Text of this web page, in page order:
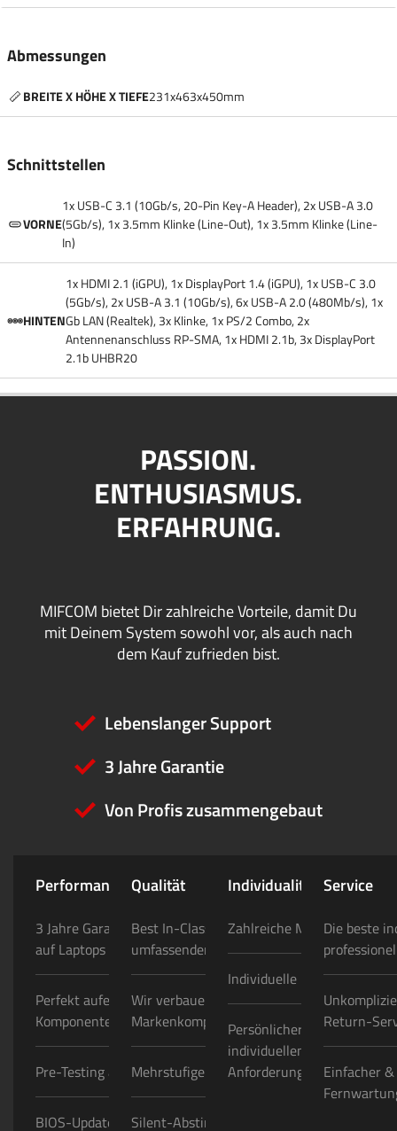
Abmessungen
BREITE X HÖHE X TIEFE231x463x450mm
Schnittstellen
VORNE
1x USB-C 3.1 (10Gb/​s, 20-Pin Key-A Header), 2x USB-A 3.0
(5Gb/​s), 1x 3.5mm Klinke (Line-Out), 1x 3.5mm Klinke (Line-
In)
HINTEN
1x HDMI 2.1 (iGPU), 1x DisplayPort 1.4 (iGPU), 1x USB-C 3.0
(5Gb/​s), 2x USB-A 3.1 (10Gb/​s), 6x USB-A 2.0 (480Mb/​s), 1x
Gb LAN (Realtek), 3x Klinke, 1x PS/​2 Combo, 2x
Antennenanschluss RP-SMA, 1x HDMI 2.1b, 3x DisplayPort
2.1b UHBR20
PASSION.
ENTHUSIASMUS.
ERFAHRUNG.
MIFCOM bietet Dir zahlreiche Vorteile, damit Du
mit Deinem System sowohl vor, als auch nach
dem Kauf zufrieden bist.
Lebenslanger Support
3 Jahre Garantie
Von Profis zusammengebaut
Performance
3 Jahre Garantie auf PCs/ 2 Jahre
auf Laptops
Perfekt aufeinander abgestimmte
Komponenten
Pre-Testing aller Bauteile
BIOS-Update & optimale
Qualität
Best In-Class Konfigurator mit
umfassender Auswahl
Wir verbauen nur hochwertige
Markenkomponenten
Mehrstufige Qualitätskontrollen
Silent-Abstimmung
Individualität
Zahlreiche Modding-
Individuelle Folierungen
Persönlicher
individuellen Projekten/
Anforderungen
Service
Die beste
Return-
Einfacher